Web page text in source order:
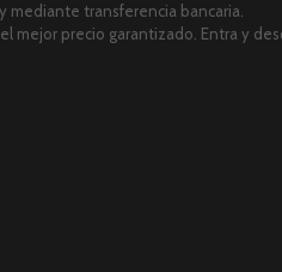
mediante transferencia bancaria.
mejor precio garantizado. Entra y